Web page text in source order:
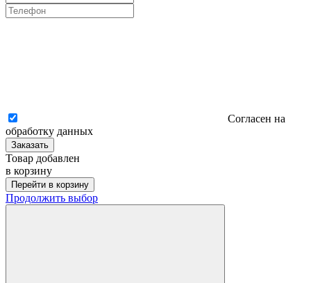
Согласен на
обработку данных
Заказать
Товар добавлен
в корзину
Перейти в корзину
Продолжить выбор